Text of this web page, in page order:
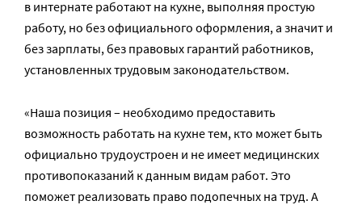
в интернате работают на кухне, выполняя простую
работу, но без официального оформления, а значит и
без зарплаты, без правовых гарантий работников,
установленных трудовым законодательством.
«Наша позиция – необходимо предоставить
возможность работать на кухне тем, кто может быть
официально трудоустроен и не имеет медицинских
противопоказаний к данным видам работ. Это
поможет реализовать право подопечных на труд. А